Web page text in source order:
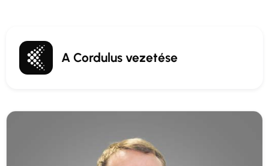
A Cordulus vezetése